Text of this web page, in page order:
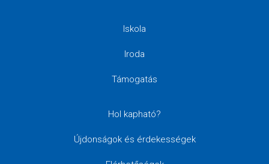
Iskola
Iroda
Támogatás
Hol kapható?
Újdonságok és érdekességek